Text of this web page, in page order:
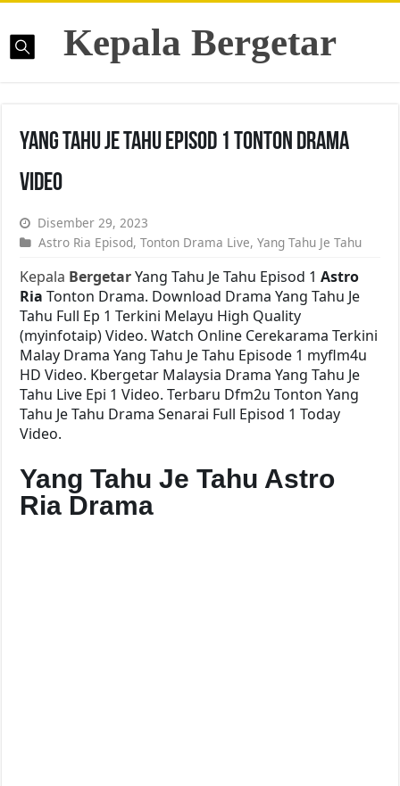
Kepala Bergetar
Yang Tahu Je Tahu Episod 1 Tonton Drama
Video
Disember 29, 2023
Astro Ria Episod,Tonton Drama Live,Yang Tahu Je Tahu
Kepala BergetarYang Tahu Je Tahu Episod 1Astro
RiaTonton Drama. Download Drama Yang Tahu Je
Tahu Full Ep 1 Terkini Melayu High Quality
(myinfotaip) Video. Watch Online Cerekarama Terkini
Malay Drama Yang Tahu Je Tahu Episode 1 myflm4u
HD Video. Kbergetar Malaysia Drama Yang Tahu Je
Tahu Live Epi 1 Video. Terbaru Dfm2u Tonton Yang
Tahu Je Tahu Drama Senarai Full Episod 1 Today
Video.
Yang Tahu Je Tahu Astro
Ria Drama